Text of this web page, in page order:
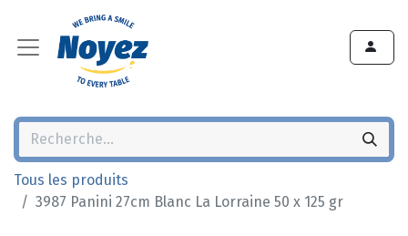
Tous les produits
3987 Panini 27cm Blanc La Lorraine 50 x 125 gr